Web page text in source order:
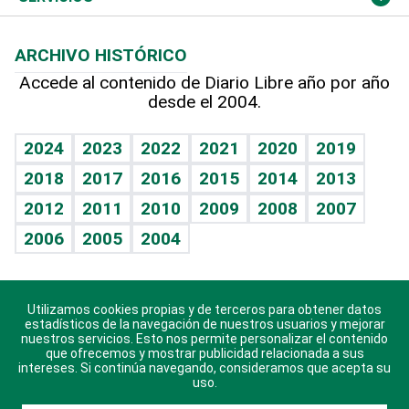
Hablando con el pediatra
Vida y familia
Eñe
Celebrando la vida
Sin complejos
En pocas palabras
Escuchando al corazón
Economía Personal
Línea de hit
BRV
TBT Deportivo
Más firmas
Hecho en casa
Guía del dinero
Cumpleaños
Horóscopos
Juegos
ARCHIVO HISTÓRICO
Accede al contenido de Diario Libre año por año
desde el 2004.
2024 2023 2022 2021 2020
2019
2018
2017 2016 2015 2014
2013
2012
2011 2010 2009 2008
2007
2006
2005 2004
Descarga nuestras aplicaciones para Android, iOS y
sistema Huawei.
Utilizamos cookies propias y de terceros para obtener datos
estadísticos de la navegación de nuestros usuarios y mejorar
nuestros servicios. Esto nos permite personalizar el contenido
que ofrecemos y mostrar publicidad relacionada a sus
intereses. Si continúa navegando, consideramos que acepta su
uso.